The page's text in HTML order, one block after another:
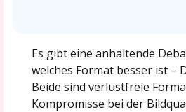
Es gibt eine anhaltende
welches Format besser ist –
Beide sind verlustfreie
Kompromisse bei der